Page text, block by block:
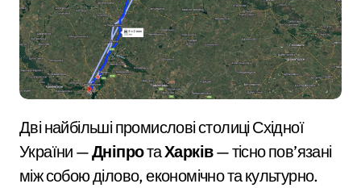
Дві найбільші промислові столиці Східної
України —ДніпротаХарків— тісно пов’язані
між собою ділово, економічно та культурно.